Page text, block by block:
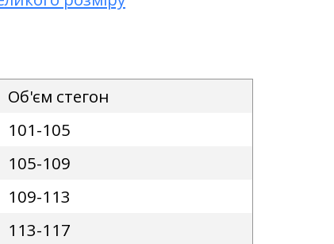
Об'єм стегон
101-105
105-109
109-113
113-117